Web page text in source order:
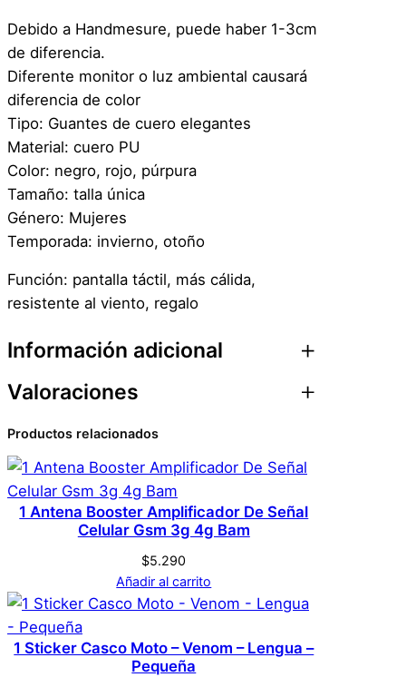
l
S
i
n
t
e
t
i
c
a
o
n
á
c
i
l
–
N
o
P
Debido a Handmesure, puede haber 1-3cm
de diferencia.
Diferente monitor o luz ambiental causará
diferencia de color
Tipo: Guantes de cuero elegantes
Material: cuero PU
Color: negro, rojo, púrpura
Tamaño: talla única
Género: Mujeres
Temporada: invierno, otoño
Función: pantalla táctil, más cálida,
resistente al viento, regalo
Información adicional
Atributos
Marca Genérica
Negro
Tamaño M
Valoraciones
0 valoraciones en
Guantes De Piel
Sintetica Con Táctil –
Negro – Pompon
No hay valoraciones aún. Solo los usuarios
registrados que hayan comprado este
producto pueden hacer una valoración.
Productos relacionados
1 Antena Booster Amplificador De Señal
Celular Gsm 3g 4g Bam
$5.290
Añadir al carrito
1 Sticker Casco Moto – Venom – Lengua –
Pequeña